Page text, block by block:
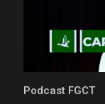
Podcast FGCT